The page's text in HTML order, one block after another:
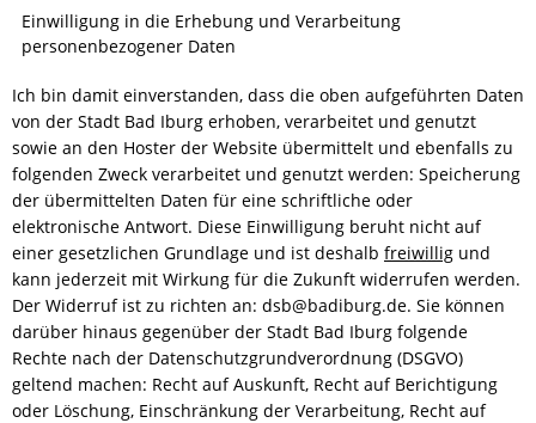
RUNDGANG
CHANCE
Einwilligung in die Erhebung und Verarbeitung
personenbezogener Daten
Ich bin damit einverstanden, dass die oben aufgeführten Daten
von der Stadt Bad Iburg erhoben, verarbeitet und genutzt
sowie an den Hoster der Website übermittelt und ebenfalls zu
folgenden Zweck verarbeitet und genutzt werden: Speicherung
der übermittelten Daten für eine schriftliche oder
elektronische Antwort. Diese Einwilligung beruht nicht auf
einer gesetzlichen Grundlage und ist deshalb freiwillig und
kann jederzeit mit Wirkung für die Zukunft widerrufen werden.
Der Widerruf ist zu richten an: dsb@badiburg.de. Sie können
darüber hinaus gegenüber der Stadt Bad Iburg folgende
Rechte nach der Datenschutzgrundverordnung (DSGVO)
geltend machen: Recht auf Auskunft, Recht auf Berichtigung
oder Löschung, Einschränkung der Verarbeitung, Recht auf